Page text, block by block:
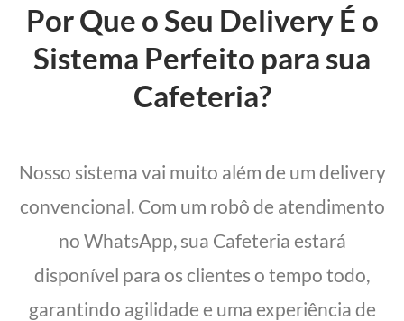
Por Que o Seu Delivery É o
Sistema Perfeito para sua
Cafeteria?
Nosso sistema vai muito além de um delivery
convencional. Com um robô de atendimento
no WhatsApp, sua Cafeteria estará
disponível para os clientes o tempo todo,
garantindo agilidade e uma experiência de